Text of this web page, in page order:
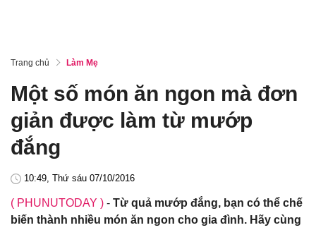
Trang chủ Làm Mẹ
Một số món ăn ngon mà đơn
giản được làm từ mướp
đắng
10:49, Thứ sáu 07/10/2016
( PHUNUTODAY ) - Từ quả mướp đắng, bạn có thể chế
biến thành nhiều món ăn ngon cho gia đình. Hãy cùng